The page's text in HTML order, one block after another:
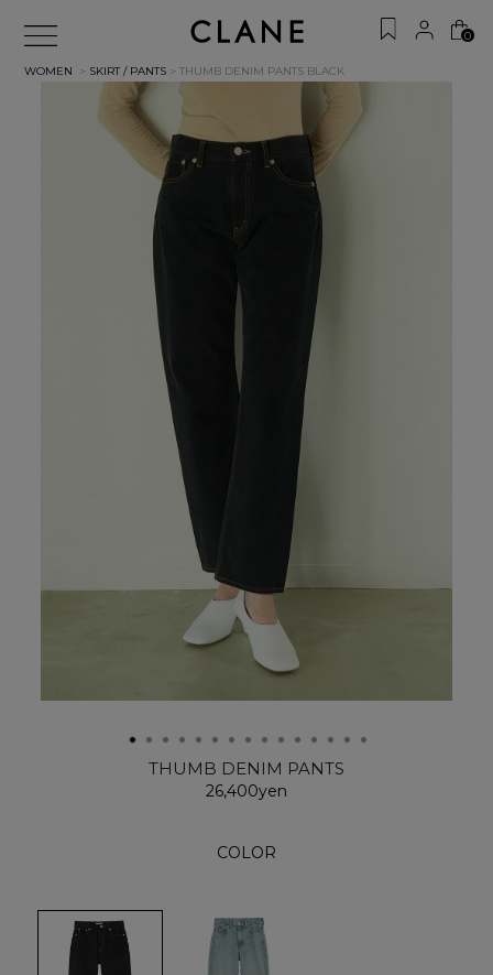
0
WOMEN > SKIRT / PANTS > THUMB DENIM PANTS BLACK
THUMB DENIM PANTS
26,400yen
COLOR